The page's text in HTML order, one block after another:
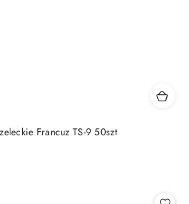
Francuz TS-9 50szt